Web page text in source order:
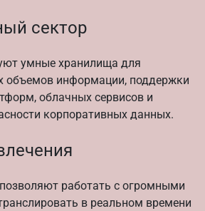
сектор
умные хранилища для
объемов информации, поддержки
облачных сервисов и
корпоративных данных.
работать с огромными
в реальном времени